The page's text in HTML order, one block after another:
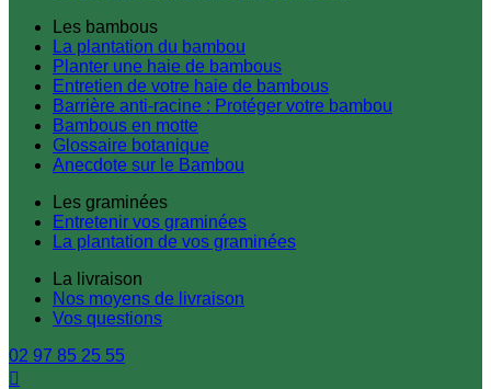
Les bambous
La plantation du bambou
Planter une haie de bambous
Entretien de votre haie de bambous
Barrière anti-racine : Protéger votre bambou
Bambous en motte
Glossaire botanique
Anecdote sur le Bambou
Les graminées
Entretenir vos graminées
La plantation de vos graminées
La livraison
Nos moyens de livraison
Vos questions
02 97 85 25 55
